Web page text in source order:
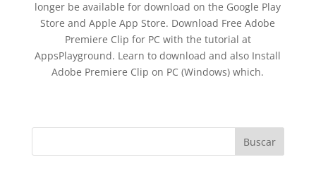
longer be available for download on the Google Play
Store and Apple App Store. Download Free Adobe
Premiere Clip for PC with the tutorial at
AppsPlayground. Learn to download and also Install
Adobe Premiere Clip on PC (Windows) which.